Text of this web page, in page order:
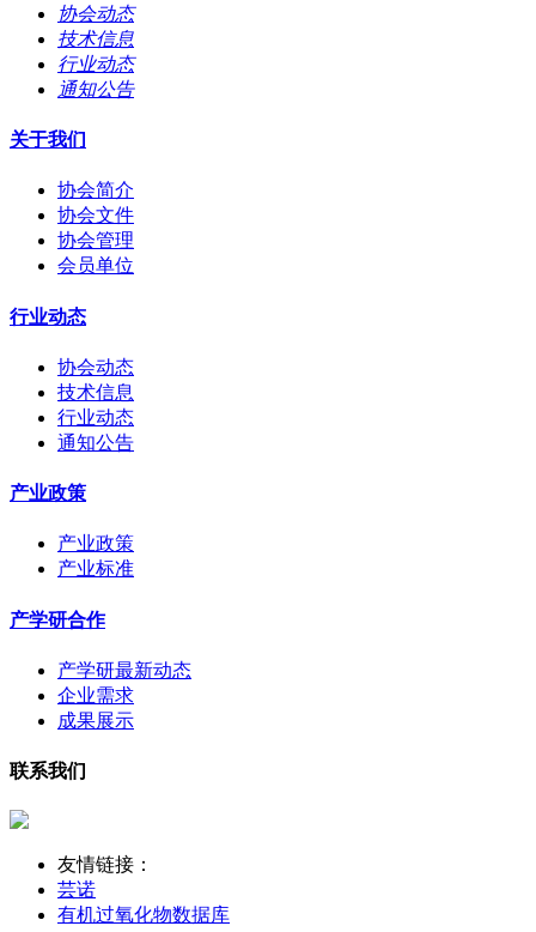
协会动态
技术信息
行业动态
通知公告
关于我们
协会简介
协会文件
协会管理
会员单位
行业动态
协会动态
技术信息
行业动态
通知公告
产业政策
产业政策
产业标准
产学研合作
产学研最新动态
企业需求
成果展示
联系我们
友情链接：
芸诺
有机过氧化物数据库